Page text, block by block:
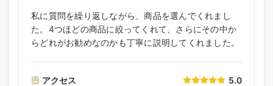
私に質問を繰り返しながら、商品を選んでくれまし
た。4つほどの商品に絞ってくれて、さらにその中か
らどれがお勧めなのかも丁寧に説明してくれました。
アクセス 5.0